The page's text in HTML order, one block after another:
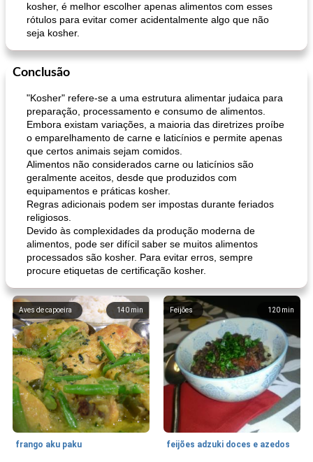
kosher, é melhor escolher apenas alimentos com esses
rótulos para evitar comer acidentalmente algo que não
seja kosher.
Conclusão
"Kosher" refere-se a uma estrutura alimentar judaica para
preparação, processamento e consumo de alimentos.
Embora existam variações, a maioria das diretrizes proíbe
o emparelhamento de carne e laticínios e permite apenas
que certos animais sejam comidos.
Alimentos não considerados carne ou laticínios são
geralmente aceitos, desde que produzidos com
equipamentos e práticas kosher.
Regras adicionais podem ser impostas durante feriados
religiosos.
Devido às complexidades da produção moderna de
alimentos, pode ser difícil saber se muitos alimentos
processados ​​são kosher. Para evitar erros, sempre
procure etiquetas de certificação kosher.
140 min
Aves de capoeira
frango aku paku
120 min
Feijões
feijões adzuki doces e azedos